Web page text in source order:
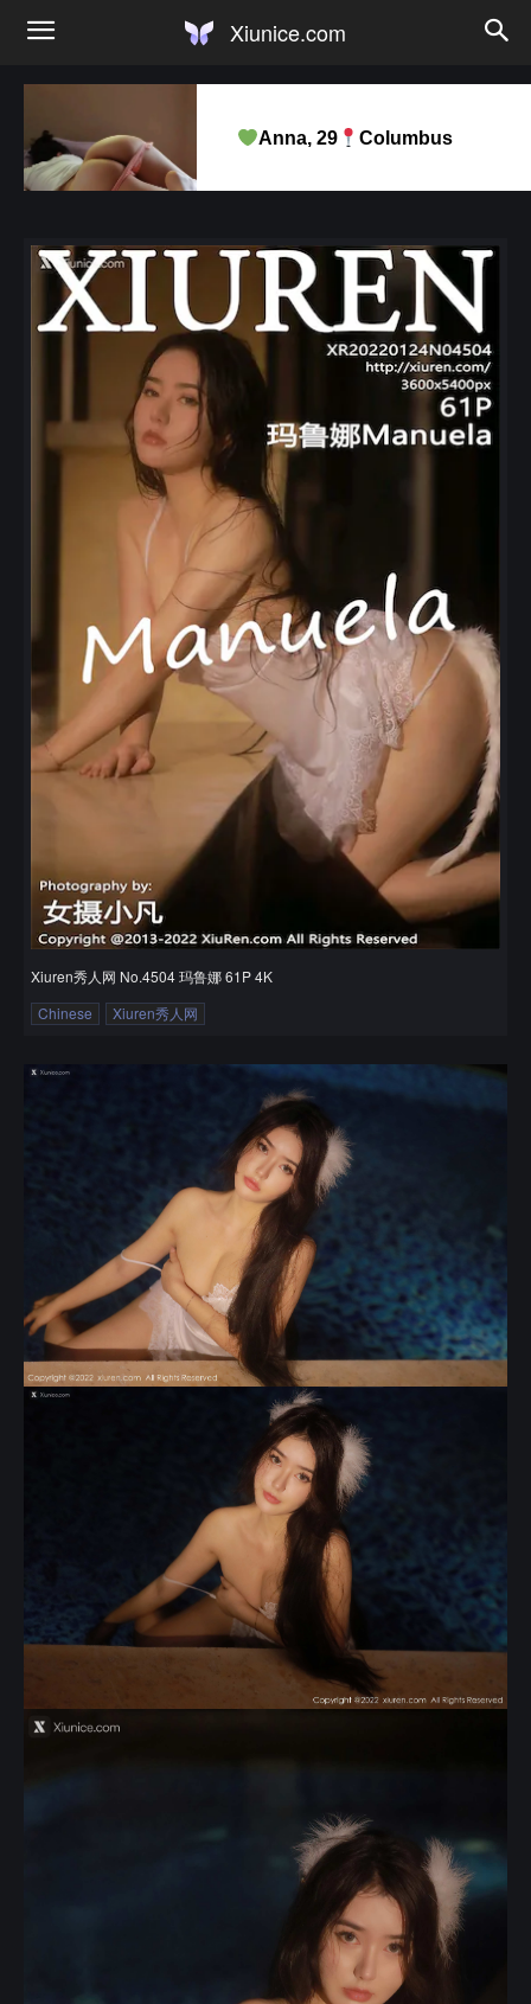
Xiunice.com
Anna, 29 Columbus
Xiuren秀人网 No.4504 玛鲁娜 61P 4K
Chinese
Xiuren秀人网